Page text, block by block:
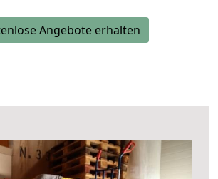
Angebote erhalten